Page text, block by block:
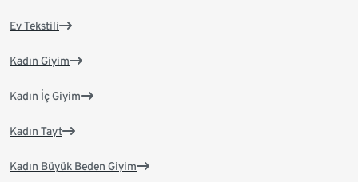
Ev Tekstili
Kadın Giyim
Kadın İç Giyim
Kadın Tayt
Kadın Büyük Beden Giyim